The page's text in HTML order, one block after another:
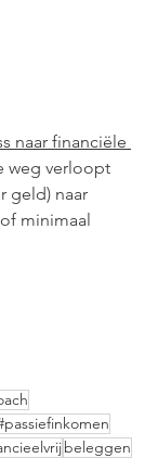
naar financiële
weg verloopt
geld) naar
minimaal
beleggen